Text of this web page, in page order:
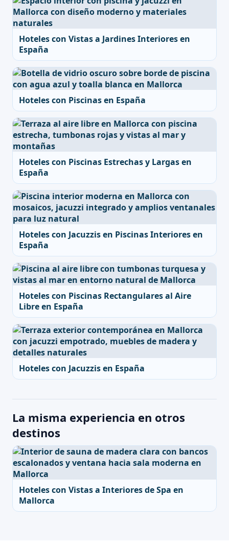
Hoteles con Vistas a Jardines Interiores en
España
Hoteles con Piscinas en España
Hoteles con Piscinas Estrechas y Largas en
España
Hoteles con Jacuzzis en Piscinas Interiores en
España
Hoteles con Piscinas Rectangulares al Aire
Libre en España
Hoteles con Jacuzzis en España
La misma experiencia en otros
destinos
Hoteles con Vistas a Interiores de Spa en
Mallorca